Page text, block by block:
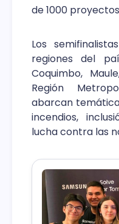
de 1000
Los
regiones del
Coquimbo,
Región
abarcan
incendios,
lucha contra las